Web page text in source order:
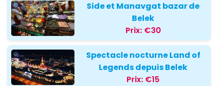
Side et Manavgat bazar de
Belek
Prix: €30
Spectacle nocturne Land of
Legends depuis Belek
Prix: €15